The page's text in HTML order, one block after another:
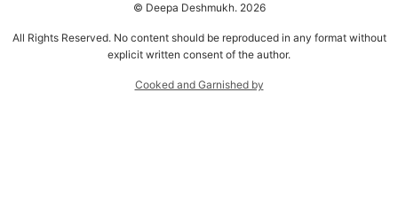
© Deepa Deshmukh. 2026
All Rights Reserved. No content should be reproduced in any format without
explicit written consent of the author.
Cooked and Garnished by